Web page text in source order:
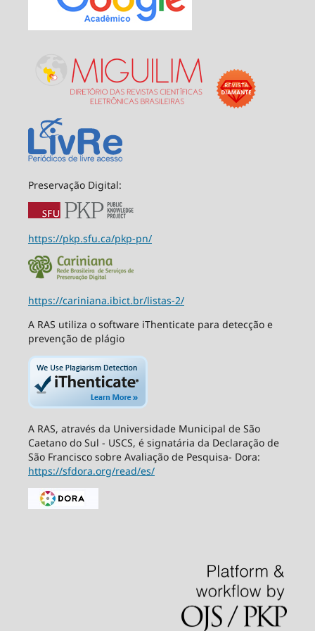
Preservação Digital:
https://pkp.sfu.ca/pkp-pn/
https://cariniana.ibict.br/listas-2/
A RAS utiliza o software iThenticate para detecção e
prevenção de plágio
A RAS, através da Universidade Municipal de São
Caetano do Sul - USCS, é signatária da Declaração de
São Francisco sobre Avaliação de Pesquisa- Dora:
https://sfdora.org/read/es/